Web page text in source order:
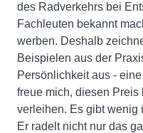
des Radverkehrs bei
Fachleuten bekannt
werben. Deshalb
Beispielen aus der
Persönlichkeit aus -
freue mich, diesen
verleihen. Es gibt wenig
Er radelt nicht nur das